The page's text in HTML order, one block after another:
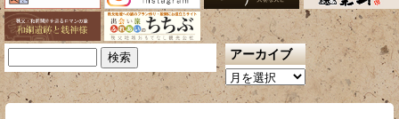
索:
アーカイブ
ア
ー